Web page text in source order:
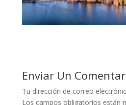
Enviar Un
Tu dirección de correo
Los campos obligatorios están